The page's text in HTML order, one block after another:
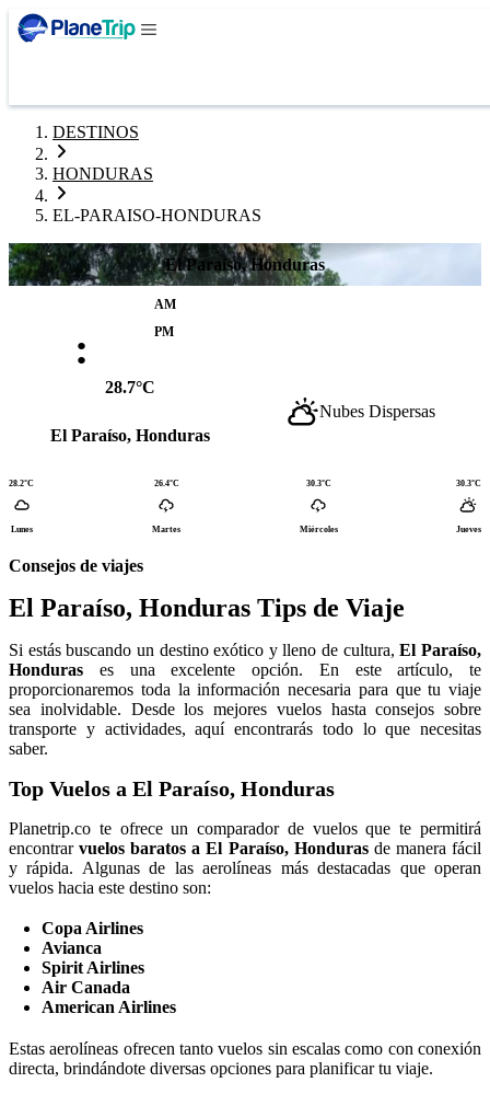
DESTINOS
HONDURAS
EL-PARAISO-HONDURAS
El Paraíso, Honduras
:
AM
PM
28.7°C
El Paraíso, Honduras
Nubes Dispersas
28.2°C
Lunes
26.4°C
Martes
30.3°C
Miércoles
30.3°C
Jueves
Consejos de viajes
El Paraíso, Honduras Tips de Viaje
Si estás buscando un destino exótico y lleno de cultura,El Paraíso,
Honduras es una excelente opción. En este artículo, te
proporcionaremos toda la información necesaria para que tu viaje
sea inolvidable. Desde los mejores vuelos hasta consejos sobre
transporte y actividades, aquí encontrarás todo lo que necesitas
saber.
Top Vuelos a El Paraíso, Honduras
Planetrip.co te ofrece un comparador de vuelos que te permitirá
encontrarvuelos baratos a El Paraíso, Hondurasde manera fácil
y rápida. Algunas de las aerolíneas más destacadas que operan
vuelos hacia este destino son:
Copa Airlines
Avianca
Spirit Airlines
Air Canada
American Airlines
Estas aerolíneas ofrecen tanto vuelos sin escalas como con conexión
directa, brindándote diversas opciones para planificar tu viaje.